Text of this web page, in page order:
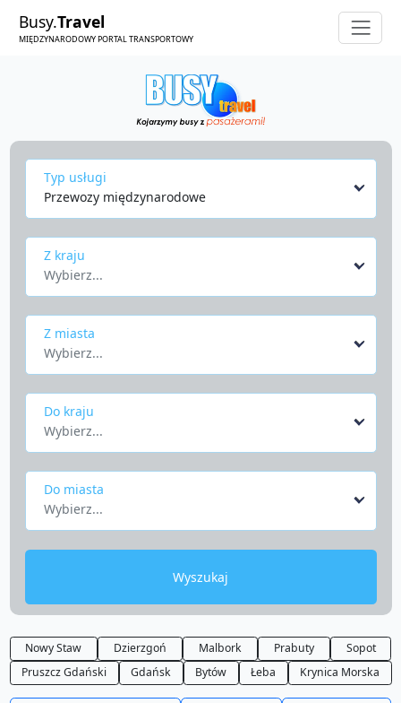
Busy.Travel
MIĘDZYNARODOWY PORTAL TRANSPORTOWY
Typ usługi
Przewozy międzynarodowe
Z kraju
Wybierz...
Z miasta
Wybierz...
Do kraju
Wybierz...
Do miasta
Wybierz...
Wyszukaj
Nowy Staw Dzierzgoń Malbork Prabuty
Sopot
Pruszcz Gdański
Gdańsk Bytów Łeba Krynica Morska